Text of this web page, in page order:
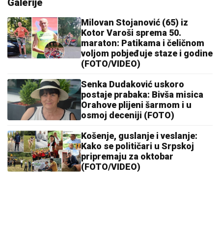
Milovan Stojanović (65) iz
Kotor Varoši sprema 50.
maraton: Patikama i čeličnom
voljom pobjeđuje staze i godine
(FOTO/VIDEO)
Senka Dudaković uskoro
postaje prabaka: Bivša misica
Orahove plijeni šarmom i u
osmoj deceniji (FOTO)
Košenje, guslanje i veslanje:
Kako se političari u Srpskoj
pripremaju za oktobar
(FOTO/VIDEO)